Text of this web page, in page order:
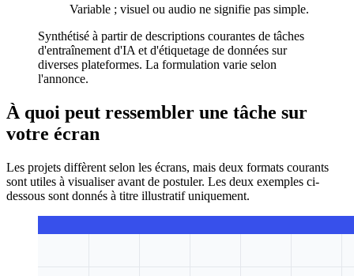
Variable ; visuel ou audio ne signifie pas simple.
Synthétisé à partir de descriptions courantes de tâches
d'entraînement d'IA et d'étiquetage de données sur
diverses plateformes. La formulation varie selon
l'annonce.
À quoi peut ressembler une tâche sur
votre écran
Les projets diffèrent selon les écrans, mais deux formats courants
sont utiles à visualiser avant de postuler. Les deux exemples ci-
dessous sont donnés à titre illustratif uniquement.